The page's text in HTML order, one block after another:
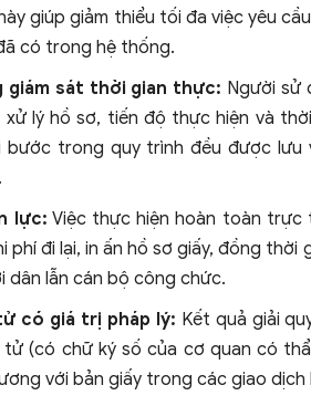
giúp giảm thiểu tối đa việc yêu
có trong hệ thống.
giám sát thời gian thực: Người sử
lý hồ sơ, tiến độ thực hiện và
trong quy trình đều được lưu
lực: Việc thực hiện hoàn toàn trực
đi lại, in ấn hồ sơ giấy, đồng thời
dân lẫn cán bộ công chức.
có giá trị pháp lý: Kết quả giải
(có chữ ký số của cơ quan có
với bản giấy trong các giao dịch